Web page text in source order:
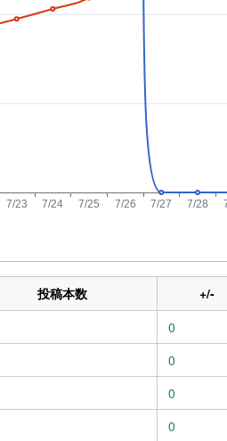
投稿本数 +/-
0
0
0
0